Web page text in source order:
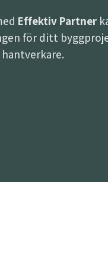
Effektiv Partner
för ditt